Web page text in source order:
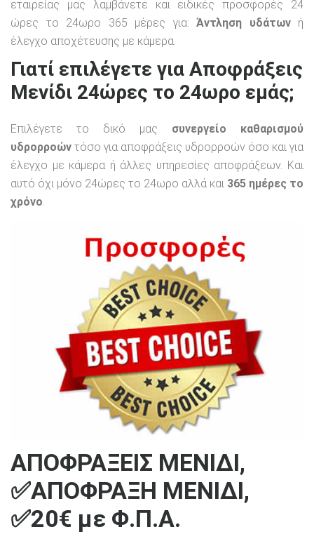
εταιρείας μας λαμβάνετε και ειδικές προσφορές 24
ώρες το 24ωρο 365 μέρες για: Άντληση υδάτωνή
έλεγχο αποχέτευσης με κάμερα.
Γιατί επιλέγετε για Αποφράξεις
Μενίδι 24ώρες το 24ωρο εμάς;
Επιλέγετε το δικό μας συνεργείο καθαρισμού
υδρορροών τόσο για αποφράξεις υδρορροών όσο και για
έλεγχο με κάμερα ή άλλες υπηρεσίες αποφράξεων. Και
αυτό όχι μόνο 24ώρες το 24ωρο αλλά και 365 ημέρες το
χρόνο
ΑΠΟΦΡΑΞΕΙΣ ΜΕΝΙΔΙ,
✅ΑΠΟΦΡΑΞΗ ΜΕΝΙΔΙ,
✅20€ με Φ.Π.Α.